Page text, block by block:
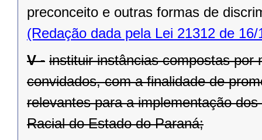
preconceito e outras formas de
(Redação dada pela Lei 21312 de 16/
V - instituir instâncias compostas por
convidados, com a finalidade de
relevantes para a implementação
Racial do Estado do Paraná;